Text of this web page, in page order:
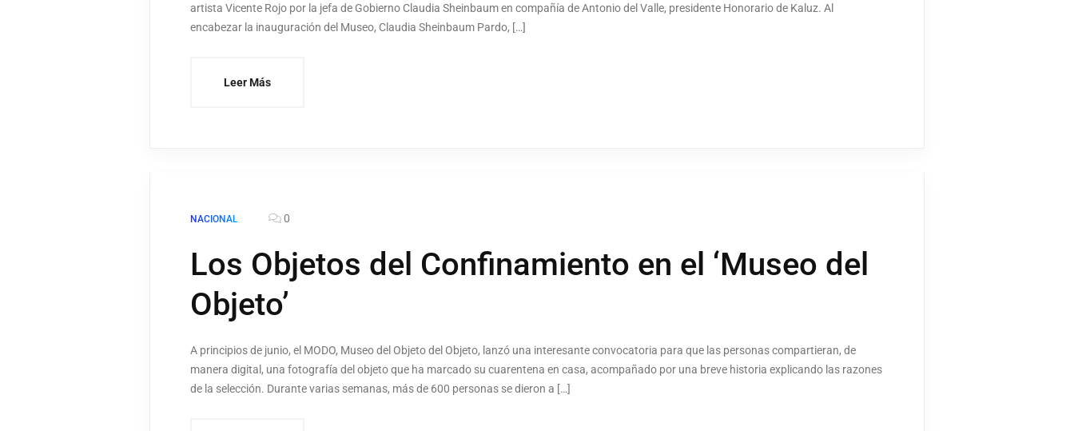
artista Vicente Rojo por la jefa de Gobierno Claudia Sheinbaum en compañía de Antonio del Valle, presidente Honorario de Kaluz. Al
encabezar la inauguración del Museo, Claudia Sheinbaum Pardo, […]
Leer Más
NACIONAL 0
Los Objetos del Confinamiento en el ‘Museo del
Objeto’
A principios de junio, el MODO, Museo del Objeto del Objeto, lanzó una interesante convocatoria para que las personas compartieran, de
manera digital, una fotografía del objeto que ha marcado su cuarentena en casa, acompañado por una breve historia explicando las razones
de la selección. Durante varias semanas, más de 600 personas se dieron a […]